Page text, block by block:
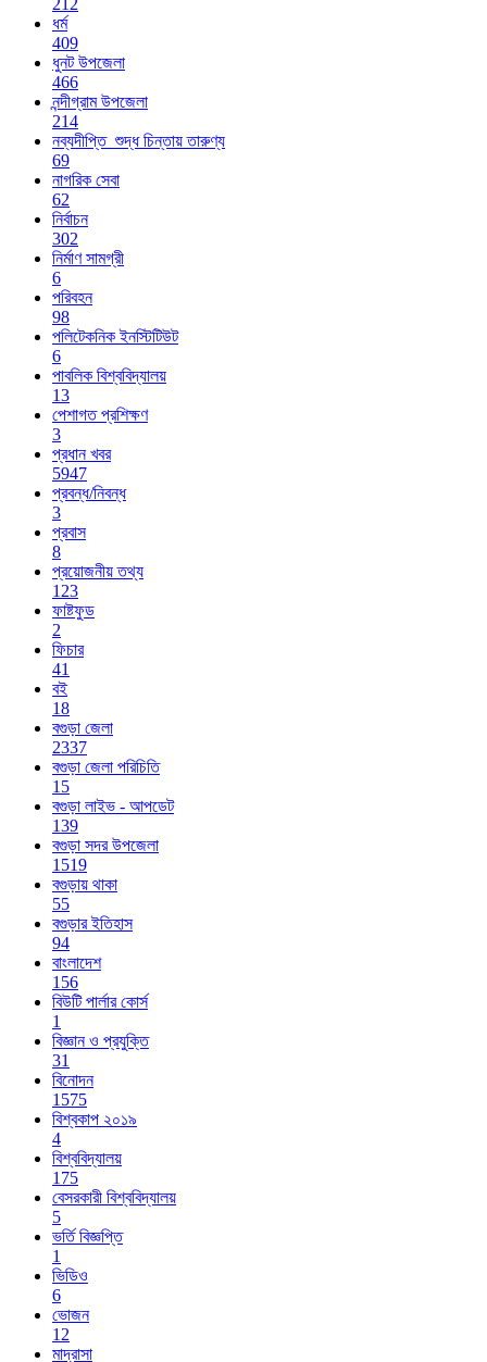
212
ধর্ম
409
ধুনট উপজেলা
466
নন্দীগ্রাম উপজেলা
214
নব্যদীপ্তি_শুদ্ধ চিন্তায় তারুণ্য
69
নাগরিক সেবা
62
নির্বাচন
302
নির্মাণ সামগ্রী
6
পরিবহন
98
পলিটেকনিক ইনস্টিটিউট
6
পাবলিক বিশ্ববিদ্যালয়
13
পেশাগত প্রশিক্ষণ
3
প্রধান খবর
5947
প্রবন্ধ/নিবন্ধ
3
প্রবাস
8
প্রয়োজনীয় তথ্য
123
ফাষ্টফুড
2
ফিচার
41
বই
18
বগুড়া জেলা
2337
বগুড়া জেলা পরিচিতি
15
বগুড়া লাইভ - আপডেট
139
বগুড়া সদর উপজেলা
1519
বগুড়ায় থাকা
55
বগুড়ার ইতিহাস
94
বাংলাদেশ
156
বিউটি পার্লার কোর্স
1
বিজ্ঞান ও প্রযুক্তি
31
বিনোদন
1575
বিশ্বকাপ ২০১৯
4
বিশ্ববিদ্যালয়
175
বেসরকারী বিশ্ববিদ্যালয়
5
ভর্তি বিজ্ঞপ্তি
1
ভিডিও
6
ভোজন
12
মাদ্রাসা